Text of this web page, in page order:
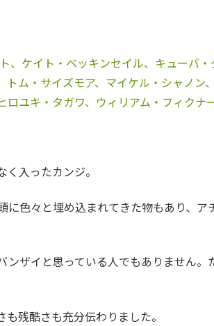
ケイト・ベッキンセイル、キューバ・
ム・サイズモア、マイケル・シャノン
ユキ・タガワ、ウィリアム・フィクナ
入ったカンジ。
色々と埋め込まれてきた物もあり、ア
ザイと思っている人でもありません。
残酷さも充分伝わりました。